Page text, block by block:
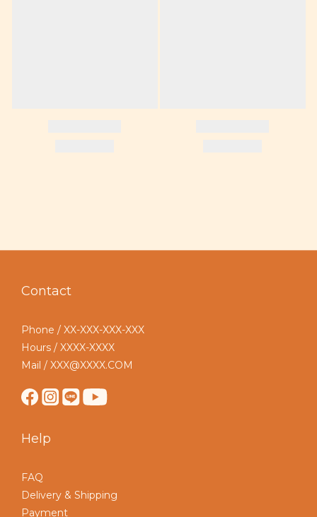
Contact
Phone / XX-XXX-XXX-XXX
Hours / XXXX-XXXX
Mail / XXX@XXXX.COM
Help
FAQ
Delivery & Shipping
Payment